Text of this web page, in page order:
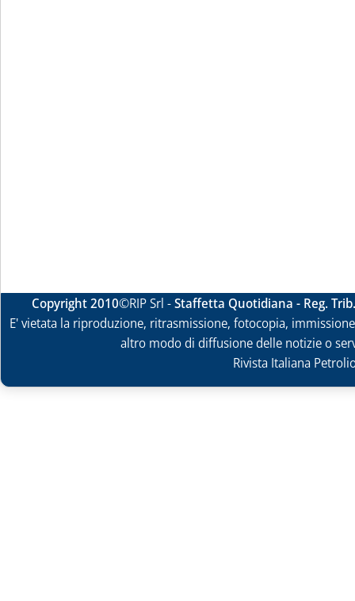
Copyright 2010©RIP Srl -Staffetta Quotidiana - Reg.
E' vietata la riproduzione, ritrasmissione, fotocopia,
altro modo di diffusione delle notizie o
Rivista Italiana